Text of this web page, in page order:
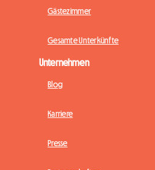
Gästezimmer
Gesamte Unterkünfte
Unternehmen
Blog
Karriere
Presse